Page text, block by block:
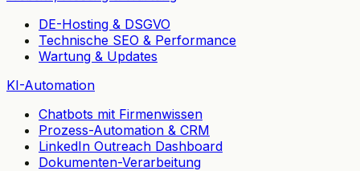
DE-Hosting & DSGVO
Technische SEO & Performance
Wartung & Updates
KI-Automation
Chatbots mit Firmenwissen
Prozess-Automation & CRM
LinkedIn Outreach Dashboard
Dokumenten-Verarbeitung